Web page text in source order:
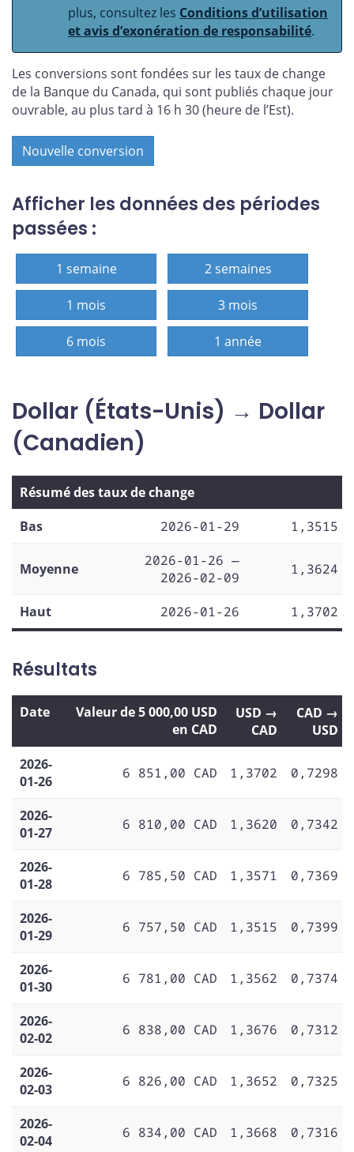
plus, consultez les Conditions d’utilisation
et avis d’exonération de responsabilité.
Les conversions sont fondées sur les taux de change
de la Banque du Canada, qui sont publiés chaque jour
ouvrable, au plus tard à 16 h 30 (heure de l’Est).
Nouvelle conversion
Afficher les données des périodes
passées :
1 semaine 2 semaines
1 mois 3 mois
6 mois 1 année
Dollar (États-Unis) → Dollar
(Canadien)
Résumé des taux de change
Bas
2026-01-29 1,3515
Moyenne
2026-01-26 —
2026-02-09
1,3624
Haut 2026-01-26 1,3702
Résultats
Date
Valeur de 5 000,00 USD
en CAD
USD →
CAD
CAD →
USD
2026-
01-26
6 851,00 CAD 1,3702 0,7298
2026-
01-27
6 810,00 CAD 1,3620 0,7342
2026-
01-28
6 785,50 CAD 1,3571 0,7369
2026-
01-29
6 757,50 CAD 1,3515 0,7399
2026-
01-30
6 781,00 CAD 1,3562 0,7374
2026-
02-02
6 838,00 CAD 1,3676 0,7312
2026-
02-03
6 826,00 CAD 1,3652 0,7325
2026-
02-04
6 834,00 CAD 1,3668 0,7316